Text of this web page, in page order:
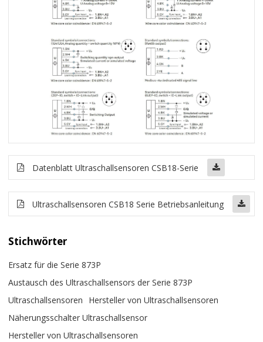
Datenblatt Ultraschallsensoren CSB18-Serie
Ultraschallsensoren CSB18 Serie Betriebsanleitung
Stichwörter
Ersatz für die Serie 873P
Austausch des Ultraschallsensors der Serie 873P
Ultraschallsensoren
Hersteller von Ultraschallsensoren
Näherungsschalter Ultraschallsensor
Hersteller von Ultraschallsensoren